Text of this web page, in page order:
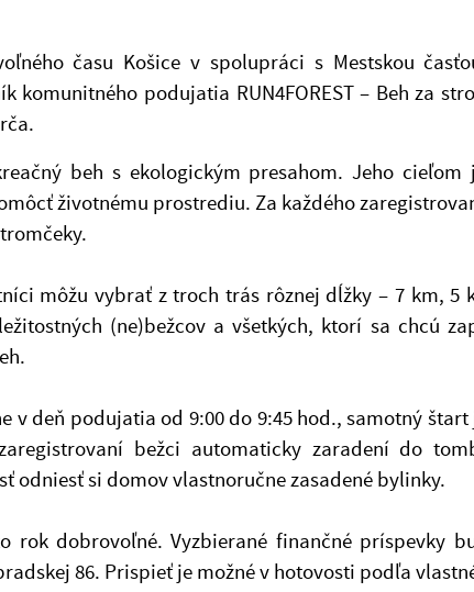
času Košice v spolupráci s Mestskou
komunitného podujatia RUN4FOREST – Beh za
beh s ekologickým presahom. Jeho
životnému prostrediu. Za každého
môžu vybrať z troch trás rôznej dĺžky – 7 km,
(ne)bežcov a všetkých, ktorí sa chcú
v deň podujatia od 9:00 do 9:45 hod., samotný
bežci automaticky zaradení do
odniesť si domov vlastnoručne zasadené bylinky.
rok dobrovoľné. Vyzbierané finančné príspevky
86. Prispieť je možné v hotovosti podľa